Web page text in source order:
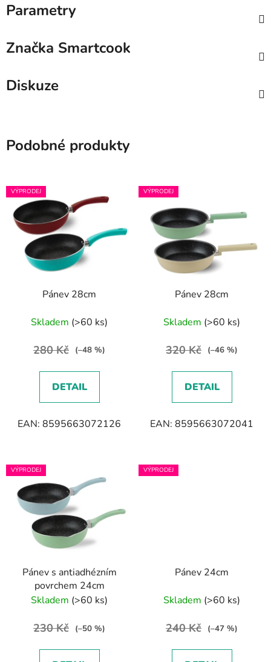
Parametry
Značka Smartcook
Diskuze
Podobné produkty
VÝPRODEJ
Pánev 28cm
Skladem (>60 ks)
280 Kč (–48 %)
DETAIL
EAN: 8595663072126
VÝPRODEJ
Pánev 28cm
Skladem (>60 ks)
320 Kč (–46 %)
DETAIL
EAN: 8595663072041
VÝPRODEJ
Pánev s antiadhézním
povrchem 24cm
Skladem (>60 ks)
230 Kč (–50 %)
VÝPRODEJ
Pánev 24cm
Skladem (>60 ks)
240 Kč (–47 %)